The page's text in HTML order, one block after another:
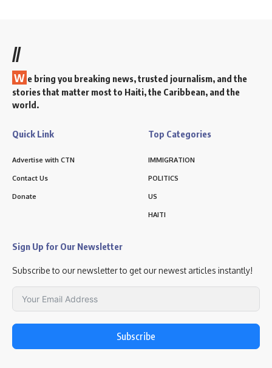
//
W e bring you breaking news, trusted journalism, and the
stories that matter most to Haiti, the Caribbean, and the
world.
Quick Link
Advertise with CTN
Contact Us
Donate
Top Categories
IMMIGRATION
POLITICS
US
HAITI
Sign Up for Our Newsletter
Subscribe to our newsletter to get our newest articles instantly!
Subscribe